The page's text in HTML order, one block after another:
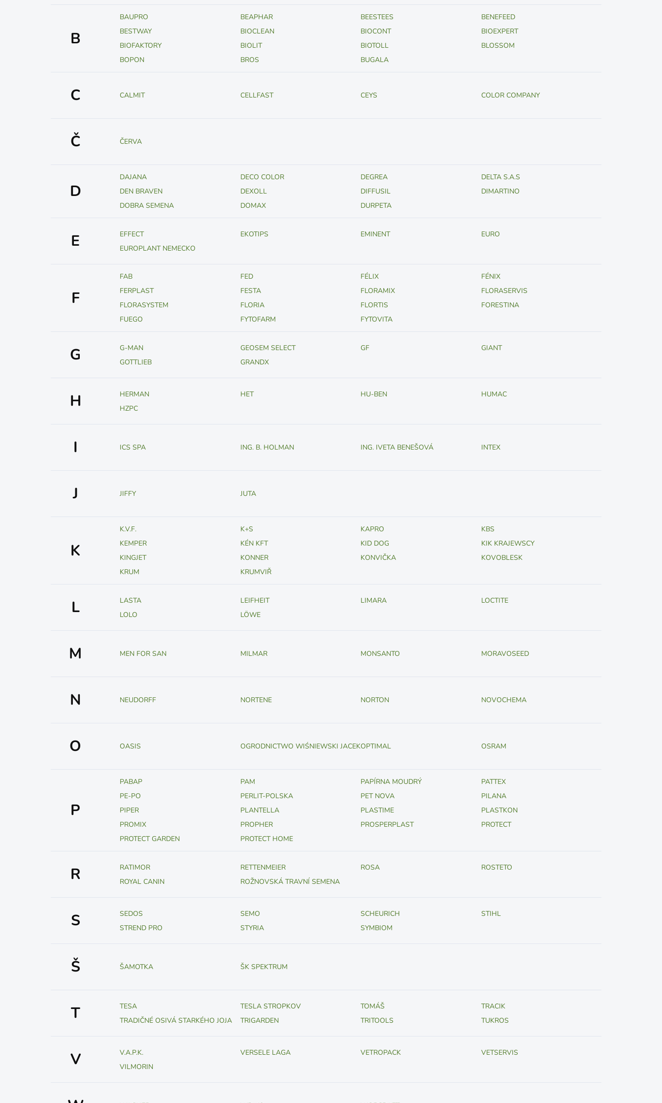
B
BAUPRO BEAPHAR BEESTEES
BENEFEED
BESTWAY
BIOCLEAN BIOCONT
BIOEXPERT
BIOFAKTORY
BIOLIT BIOTOLL
BLOSSOM
BOPON
BROS BUGALA
C CALMIT CELLFAST CEYS COLOR COMPANY
Č ČERVA
D
DAJANA DECO COLOR DEGREA
DELTA S.A.S
DEN BRAVEN
DEXOLL DIFFUSIL
DIMARTINO
DOBRA SEMENA
DOMAX DURPETA
E EFFECT EKOTIPS EMINENT
EURO
EUROPLANT NEMECKO
F
FAB FED FÉLIX
FÉNIX
FERPLAST
FESTA FLORAMIX
FLORASERVIS
FLORASYSTEM
FLORIA FLORTIS
FORESTINA
FUEGO
FYTOFARM FYTOVITA
G G-MAN GEOSEM SELECT GF
GIANT
GOTTLIEB
GRANDX
H HERMAN HET HU-BEN
HUMAC
HZPC
I ICS SPA ING. B. HOLMAN ING. IVETA BENEŠOVÁ INTEX
J JIFFY JUTA
K
K.V.F. K+S KAPRO
KBS
KEMPER
KÉN KFT KID DOG
KIK KRAJEWSCY
KINGJET
KONNER KONVIČKA
KOVOBLESK
KRUM
KRUMVIŘ
L LASTA LEIFHEIT LIMARA
LOCTITE
LOLO
LÖWE
M MEN FOR SAN MILMAR MONSANTO MORAVOSEED
N NEUDORFF NORTENE NORTON NOVOCHEMA
O OASIS OGRODNICTWO WIŚNIEWSKI JACEKOPTIMAL OSRAM
P
PABAP PAM PAPÍRNA MOUDRÝ
PATTEX
PE-PO
PERLIT-POLSKA PET NOVA
PILANA
PIPER
PLANTELLA PLASTIME
PLASTKON
PROMIX
PROPHER PROSPERPLAST
PROTECT
PROTECT GARDEN
PROTECT HOME
R RATIMOR RETTENMEIER ROSA
ROSTETO
ROYAL CANIN
ROŽNOVSKÁ TRAVNÍ SEMENA
S SEDOS SEMO SCHEURICH
STIHL
STREND PRO
STYRIA SYMBIOM
Š ŠAMOTKA ŠK SPEKTRUM
T TESA TESLA STROPKOV TOMÁŠ
TRACIK
TRADIČNÉ OSIVÁ STARKÉHO JOJA
TRIGARDEN TRITOOLS TUKROS
V V.A.P.K. VERSELE LAGA VETROPACK
VETSERVIS
VILMORIN